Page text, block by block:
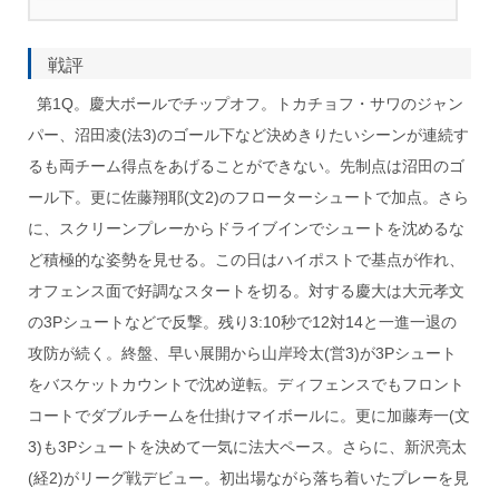
戦評
第1Q。慶大ボールでチップオフ。トカチョフ・サワのジャン
パー、沼田凌(法3)のゴール下など決めきりたいシーンが連続す
るも両チーム得点をあげることができない。先制点は沼田のゴ
ール下。更に佐藤翔耶(文2)のフローターシュートで加点。さら
に、スクリーンプレーからドライブインでシュートを沈めるな
ど積極的な姿勢を見せる。この日はハイポストで基点が作れ、
オフェンス面で好調なスタートを切る。対する慶大は大元孝文
の3Pシュートなどで反撃。残り3:10秒で12対14と一進一退の
攻防が続く。終盤、早い展開から山岸玲太(営3)が3Pシュート
をバスケットカウントで沈め逆転。ディフェンスでもフロント
コートでダブルチームを仕掛けマイボールに。更に加藤寿一(文
3)も3Pシュートを決めて一気に法大ペース。さらに、新沢亮太
(経2)がリーグ戦デビュー。初出場ながら落ち着いたプレーを見